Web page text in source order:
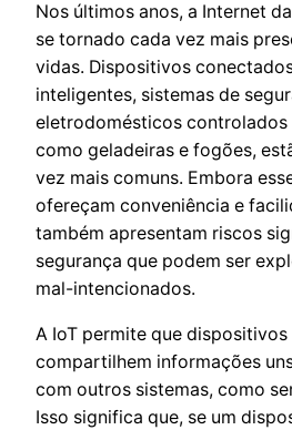
Nos últimos anos, a Internet
se tornado cada vez mais
vidas. Dispositivos
inteligentes, sistemas de
eletrodomésticos controlados
como geladeiras e fogões,
vez mais comuns. Embora
ofereçam conveniência e
também apresentam riscos
segurança que podem ser
mal-intencionados.
A IoT permite que
compartilhem informações
com outros sistemas, como
Isso significa que, se um